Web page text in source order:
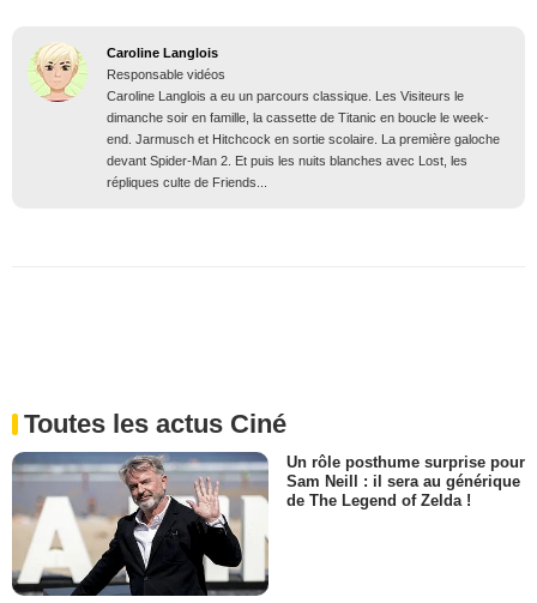
Caroline Langlois
Responsable vidéos
Caroline Langlois a eu un parcours classique. Les Visiteurs le
dimanche soir en famille, la cassette de Titanic en boucle le week-
end. Jarmusch et Hitchcock en sortie scolaire. La première galoche
devant Spider-Man 2. Et puis les nuits blanches avec Lost, les
répliques culte de Friends...
Toutes les actus Ciné
Un rôle posthume surprise pour
Sam Neill : il sera au générique
de The Legend of Zelda !